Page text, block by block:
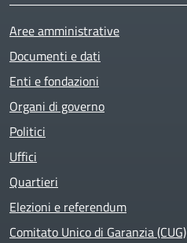
Aree amministrative
Documenti e dati
Enti e fondazioni
Organi di governo
Politici
Uffici
Quartieri
Elezioni e referendum
Comitato Unico di Garanzia (CUG)